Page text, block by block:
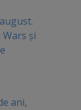
și
ani,